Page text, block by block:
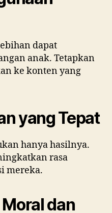
dapat
anak. Tetapkan
ke konten yang
yang Tepat
hanya hasilnya.
rasa
mereka.
dan